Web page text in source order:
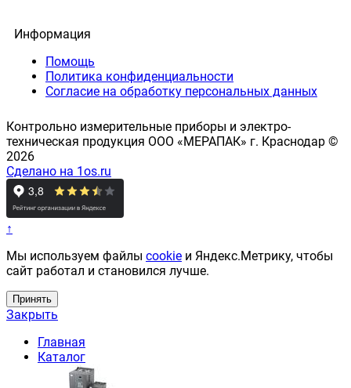
Информация
Помощь
Политика конфиденциальности
Согласие на обработку персональных данных
Контрольно измерительные приборы и электро-
техническая продукция ООО «МЕРАПАК» г. Краснодар ©
2026
Сделано на 1os.ru
↑
Мы используем файлы cookie и Яндекс.Метрику, чтобы
сайт работал и становился лучше.
Принять
Закрыть
Главная
Каталог